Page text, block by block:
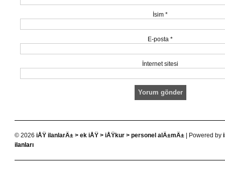
İsim *
E-posta *
İnternet sitesi
© 2026 iÅŸ ilanlarÄ± > ek iÅŸ > iÅŸkur > personel alÄ±mÄ± | Powered by
ilanları